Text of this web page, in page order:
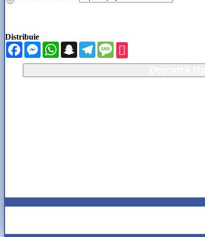
Distribuie
FacebookMessengerWhatsAppSnapchatTelegramMessage